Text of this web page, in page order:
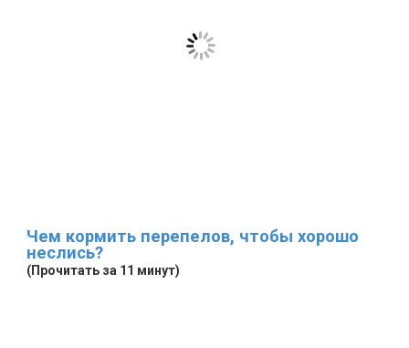
Чем кормить перепелов, чтобы хорошо
неслись?
(Прочитать за 11 минут)